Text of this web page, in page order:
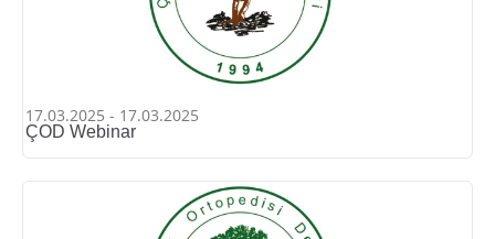
17.03.2025 - 17.03.2025
ÇOD Webinar